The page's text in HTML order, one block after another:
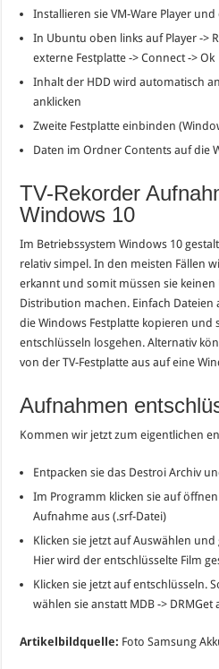
Installieren sie VM-Ware Player
In Ubuntu oben links auf Player ->
externe Festplatte -> Connect -> Ok
Inhalt der HDD wird automatisch
anklicken
Zweite Festplatte einbinden
Daten im Ordner Contents auf die
TV-Rekorder
Windows 10
Im Betriebssystem Windows 10
relativ simpel. In den meisten Fällen
erkannt und somit müssen sie
Distribution machen. Einfach
die Windows Festplatte kopieren und
entschlüsseln losgehen. Alternativ
von der TV-Festplatte aus auf eine
Aufnahmen
Kommen wir jetzt zum eigentlichen
Entpacken sie das Destroi Archiv
Im Programm klicken sie auf
Aufnahme aus (.srf-Datei)
Klicken sie jetzt auf Auswählen
Hier wird der entschlüsselte Film
Klicken sie jetzt auf entschlüsseln.
wählen sie anstatt MDB -> DRMGet
Artikelbildquelle: Foto Samsung